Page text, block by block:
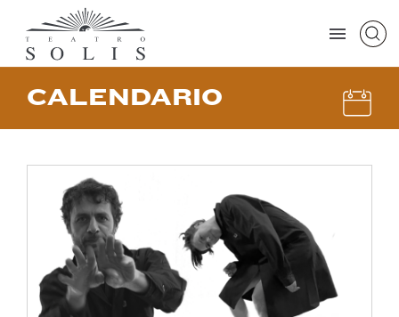
CALENDARIO